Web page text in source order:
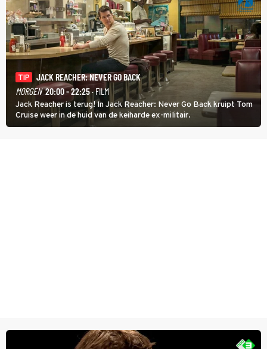
TIP
JACK REACHER: NEVER GO BACK
MORGEN 20:00 - 22:25· FILM
Jack Reacher is terug! In Jack Reacher: Never Go Back kruipt Tom
Cruise weer in de huid van de keiharde ex-militair.